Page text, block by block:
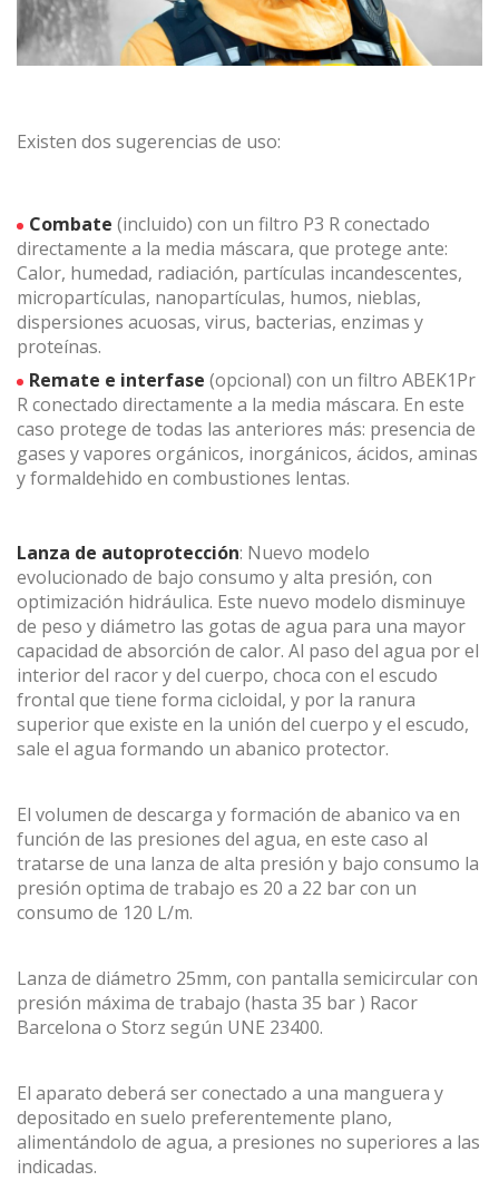
Existen dos sugerencias de uso:
Combate (incluido) con un filtro P3 R conectado
directamente a la media máscara, que protege ante:
Calor, humedad, radiación, partículas incandescentes,
micropartículas, nanopartículas, humos, nieblas,
dispersiones acuosas, virus, bacterias, enzimas y
proteínas.
Remate e interfase (opcional) con un filtro ABEK1Pr
R conectado directamente a la media máscara. En este
caso protege de todas las anteriores más: presencia de
gases y vapores orgánicos, inorgánicos, ácidos, aminas
y formaldehido en combustiones lentas.
Lanza de autoprotección: Nuevo modelo
evolucionado de bajo consumo y alta presión, con
optimización hidráulica. Este nuevo modelo disminuye
de peso y diámetro las gotas de agua para una mayor
capacidad de absorción de calor. Al paso del agua por el
interior del racor y del cuerpo, choca con el escudo
frontal que tiene forma cicloidal, y por la ranura
superior que existe en la unión del cuerpo y el escudo,
sale el agua formando un abanico protector.
El volumen de descarga y formación de abanico va en
función de las presiones del agua, en este caso al
tratarse de una lanza de alta presión y bajo consumo la
presión optima de trabajo es 20 a 22 bar con un
consumo de 120 L/m.
Lanza de diámetro 25mm, con pantalla semicircular con
presión máxima de trabajo (hasta 35 bar ) Racor
Barcelona o Storz según UNE 23400.
El aparato deberá ser conectado a una manguera y
depositado en suelo preferentemente plano,
alimentándolo de agua, a presiones no superiores a las
indicadas.